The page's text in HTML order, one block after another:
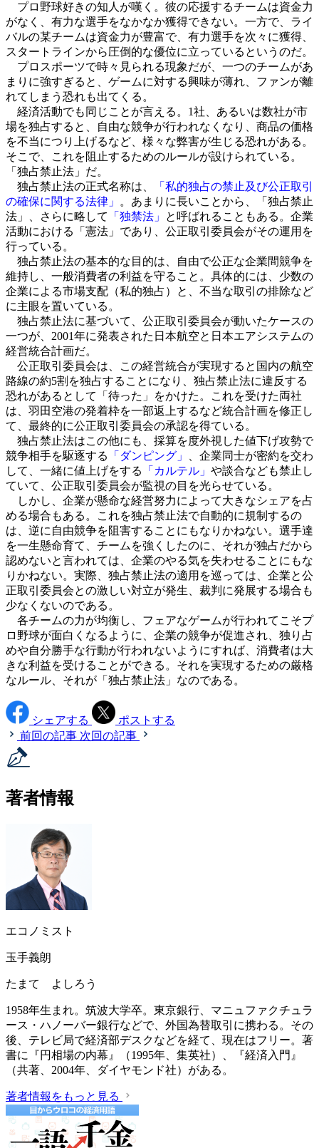
プロ野球好きの知人が嘆く。彼の応援するチームは資金力
がなく、有力な選手をなかなか獲得できない。一方で、ライ
バルの某チームは資金力が豊富で、有力選手を次々に獲得、
スタートラインから圧倒的な優位に立っているというのだ。
プロスポーツで時々見られる現象だが、一つのチームがあ
まりに強すぎると、ゲームに対する興味が薄れ、ファンが離
れてしまう恐れも出てくる。
経済活動でも同じことが言える。1社、あるいは数社が市
場を独占すると、自由な競争が行われなくなり、商品の価格
を不当につり上げるなど、様々な弊害が生じる恐れがある。
そこで、これを阻止するためのルールが設けられている。
「独占禁止法」だ。
独占禁止法の正式名称は、
「私的独占の禁止及び公正取引
の確保に関する法律」
。あまりに長いことから、「独占禁止
法」、さらに略して
「独禁法」
と呼ばれることもある。企業
活動における「憲法」であり、公正取引委員会がその運用を
行っている。
独占禁止法の基本的な目的は、自由で公正な企業間競争を
維持し、一般消費者の利益を守ること。具体的には、少数の
企業による市場支配（私的独占）と、不当な取引の排除など
に主眼を置いている。
独占禁止法に基づいて、公正取引委員会が動いたケースの
一つが、2001年に発表された日本航空と日本エアシステムの
経営統合計画だ。
公正取引委員会は、この経営統合が実現すると国内の航空
路線の約5割を独占することになり、独占禁止法に違反する
恐れがあるとして「待った」をかけた。これを受けた両社
は、羽田空港の発着枠を一部返上するなど統合計画を修正し
て、最終的に公正取引委員会の承認を得ている。
独占禁止法はこの他にも、採算を度外視した値下げ攻勢で
競争相手を駆逐する
「ダンピング」
、企業同士が密約を交わ
して、一緒に値上げをする
「カルテル」 や談合なども禁止し
ていて、公正取引委員会が監視の目を光らせている。
しかし、企業が懸命な経営努力によって大きなシェアを占
める場合もある。これを独占禁止法で自動的に規制するの
は、逆に自由競争を阻害することにもなりかねない。選手達
を一生懸命育て、チームを強くしたのに、それが独占だから
認めないと言われては、企業のやる気を失わせることにもな
りかねない。実際、独占禁止法の適用を巡っては、企業と公
正取引委員会との激しい対立が発生、裁判に発展する場合も
少なくないのである。
各チームの力が均衡し、フェアなゲームが行われてこそプ
ロ野球が面白くなるように、企業の競争が促進され、独り占
めや自分勝手な行動が行われないようにすれば、消費者は大
きな利益を受けることができる。それを実現するための厳格
なルール、それが「独占禁止法」なのである。
シェアする
ポストする
前回の記事 次回の記事
著者情報
エコノミスト
玉手義朗
たまて よしろう
1958年生まれ。筑波大学卒。東京銀行、マニュファクチュラ
ース・ハノーバー銀行などで、外国為替取引に携わる。その
後、テレビ局で経済部デスクなどを経て、現在はフリー。著
書に『円相場の内幕』（1995年、集英社）、『経済入門』
（共著、2004年、ダイヤモンド社）がある。
著者情報をもっと見る